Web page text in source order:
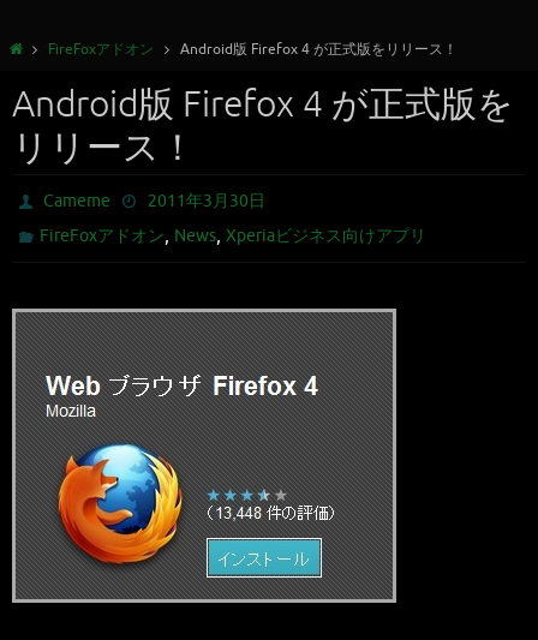
FireFoxアドオン Android版 Firefox 4 が正式版をリリース！
Android版 Firefox 4 が正式版を
リリース！
Cameme
2011年3月30日
FireFoxアドオン, News,Xperiaビジネス向けアプリ